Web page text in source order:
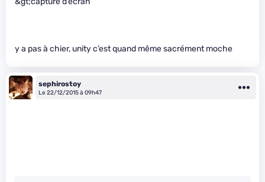
y a pas à chier, unity c’est quand même sacrément moche
sephirostoy
Le 22/12/2015 à 09h47